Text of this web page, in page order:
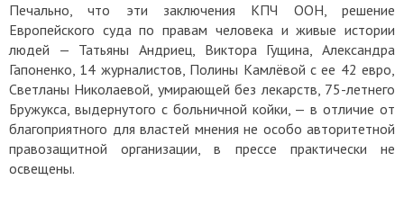
Печально, что эти заключения КПЧ ООН, решение
Европейского суда по правам человека и живые истории
людей — Татьяны Андриец, Виктора Гущина, Александра
Гапоненко, 14 журналистов, Полины Камлёвой с ее 42 евро,
Светланы Николаевой, умирающей без лекарств, 75-летнего
Бружукса, выдернутого с больничной койки, — в отличие от
благоприятного для властей мнения не особо авторитетной
правозащитной организации, в прессе практически не
освещены.